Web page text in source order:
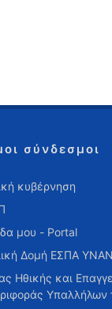
σύνδεσμοι
κυβέρνηση
μου - Portal
Δομή ΕΣΠΑ
Ηθικής και
Υπαλλήλων